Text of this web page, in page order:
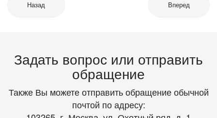
Назад Вперед
Задать вопрос или отправить
обращение
Также Вы можете отправить обращение обычной
почтой по адресу: